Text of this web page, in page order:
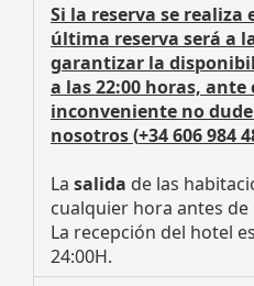
Si la reserva se realiza
última reserva será a
garantizar la
a las 22:00 horas,
inconveniente no
nosotros (+34 606 984
La salida de las
cualquier hora antes de
La recepción del hotel
24:00H.